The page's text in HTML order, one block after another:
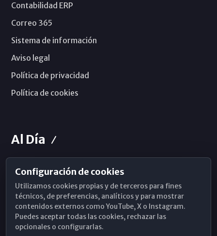
Contabilidad ERP
Correo 365
Sistema de información
Aviso legal
Política de privacidad
Política de cookies
Al Día
Horarios de Misa
Hemeroteca
WhatsApp
Configuración de cookies
Utilizamos cookies propias y de terceros para fines
técnicos, de preferencias, analíticos y para mostrar
contenidos externos como YouTube, X o Instagram.
Puedes aceptar todas las cookies, rechazar las
opcionales o configurarlas.